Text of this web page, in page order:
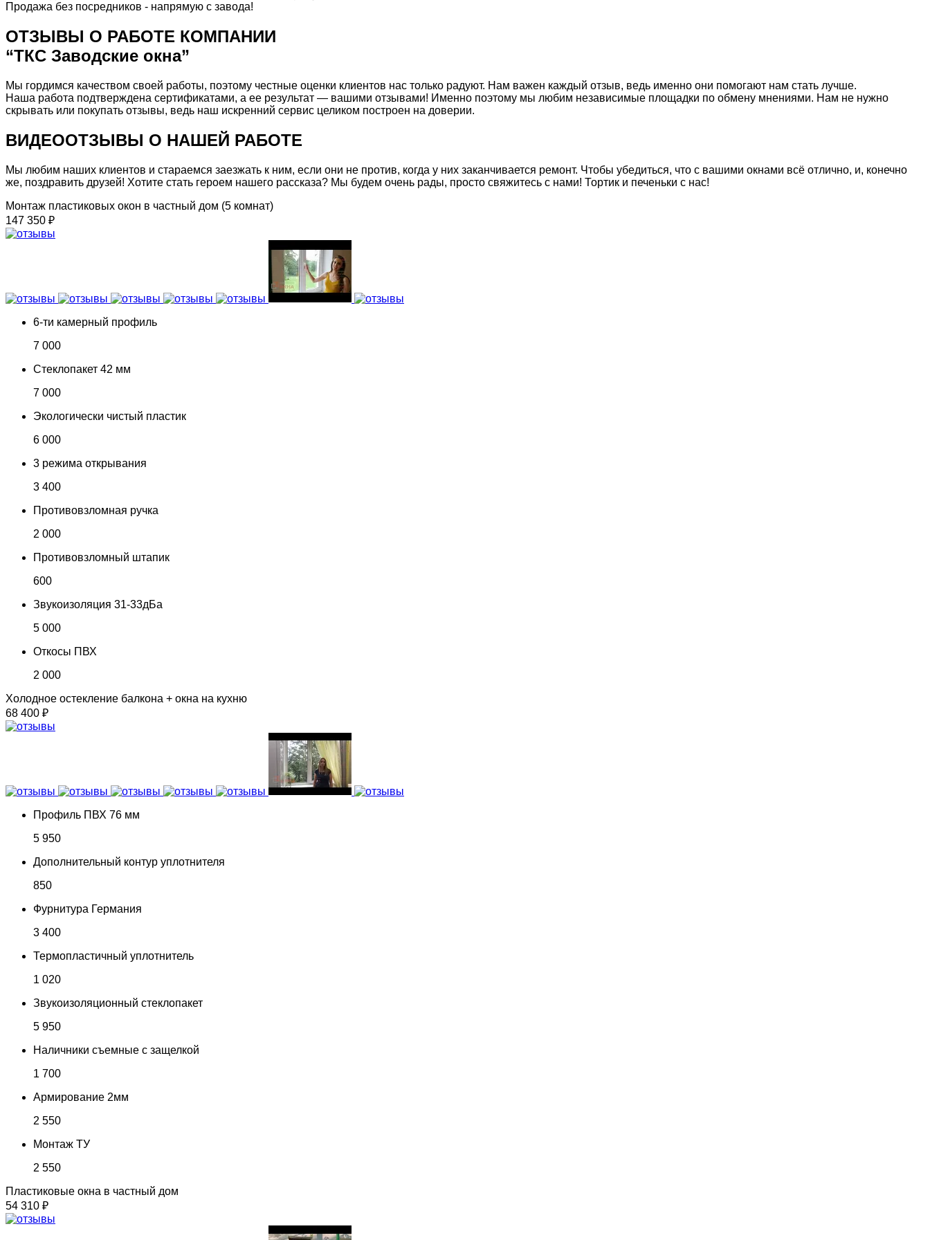
Продажа без посредников - напрямую с завода!
ОТЗЫВЫ О РАБОТЕ КОМПАНИИ
“ТКС Заводские окна”
Мы гордимся качеством своей работы, поэтому честные оценки клиентов нас только радуют. Нам важен каждый отзыв, ведь именно они помогают нам стать лучше.
Наша работа подтверждена сертификатами, а ее результат — вашими отзывами! Именно поэтому мы любим независимые площадки по обмену мнениями. Нам не нужно
скрывать или покупать отзывы, ведь наш искренний сервис целиком построен на доверии.
ВИДЕООТЗЫВЫ О НАШЕЙ РАБОТЕ
Мы любим наших клиентов и стараемся заезжать к ним, если они не против, когда у них заканчивается ремонт. Чтобы убедиться, что с вашими окнами всё отлично, и, конечно
же, поздравить друзей! Хотите стать героем нашего рассказа? Мы будем очень рады, просто свяжитесь с нами! Тортик и печеньки с нас!
Монтаж пластиковых окон в частный дом (5 комнат)
147 350 ₽
6-ти камерный профиль
7 000
Стеклопакет 42 мм
7 000
Экологически чистый пластик
6 000
3 режима открывания
3 400
Противовзломная ручка
2 000
Противовзломный штапик
600
Звукоизоляция 31-33дБа
5 000
Откосы ПВХ
2 000
Холодное остекление балкона + окна на кухню
68 400 ₽
Профиль ПВХ 76 мм
5 950
Дополнительный контур уплотнителя
850
Фурнитура Германия
3 400
Термопластичный уплотнитель
1 020
Звукоизоляционный стеклопакет
5 950
Наличники съемные с защелкой
1 700
Армирование 2мм
2 550
Монтаж ТУ
2 550
Пластиковые окна в частный дом
54 310 ₽